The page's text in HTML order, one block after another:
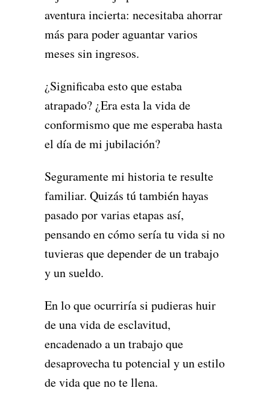
aventura incierta: necesitaba ahorrar
más para poder aguantar varios
meses sin ingresos.
¿Significaba esto que estaba
atrapado? ¿Era esta la vida de
conformismo que me esperaba hasta
el día de mi jubilación?
Seguramente mi historia te resulte
familiar. Quizás tú también hayas
pasado por varias etapas así,
pensando en cómo sería tu vida si no
tuvieras que depender de un trabajo
y un sueldo.
En lo que ocurriría si pudieras huir
de una vida de esclavitud,
encadenado a un trabajo que
desaprovecha tu potencial y un estilo
de vida que no te llena.